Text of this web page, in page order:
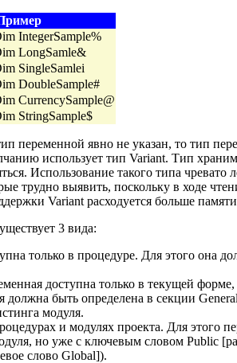
IntegerSample%
LongSamle&
SingleSamlei
DoubleSample#
CurrencySample@
StringSample$
переменной явно не указан, то тип
использует тип Variant. Тип
Использование такого типа чревато
трудно выявить, поскольку в ходе
Variant расходуется больше
3 вида:
только в процедуре. Для этого она
доступна только в текущей
должна быть определена в секции
модуля.
и модулях проекта. Для этого
но уже с ключевым словом Public
слово Global]).